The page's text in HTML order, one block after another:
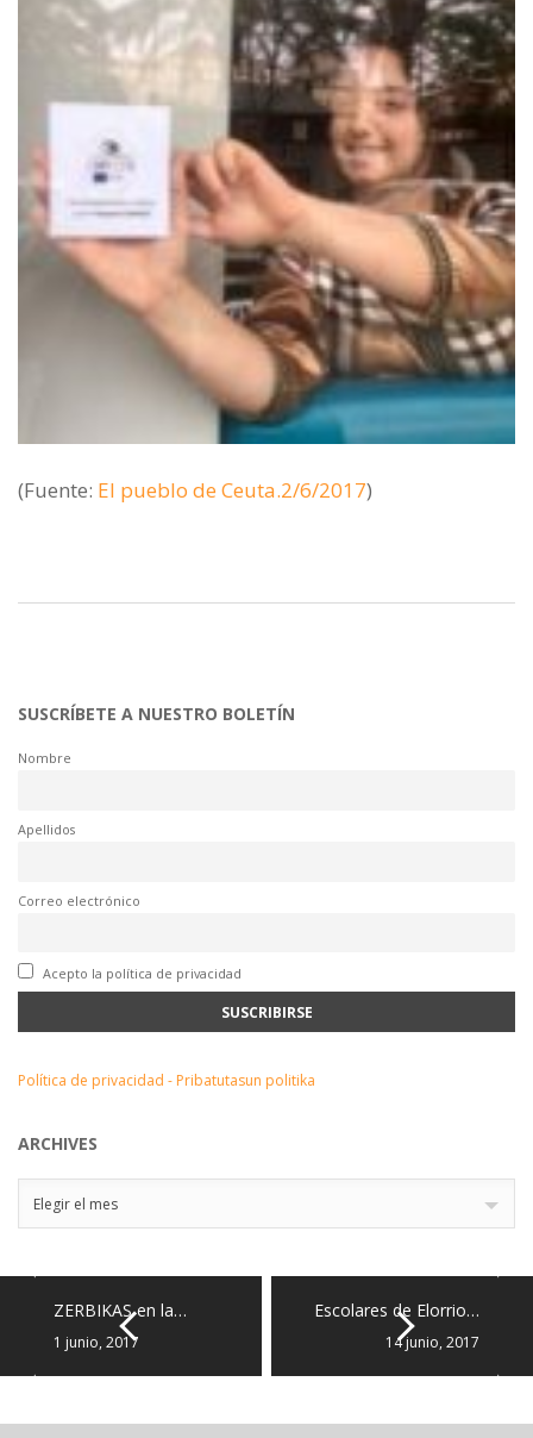
(Fuente: El pueblo de Ceuta.2/6/2017)
SUSCRÍBETE A NUESTRO BOLETÍN
Nombre
Apellidos
Correo electrónico
Acepto la política de privacidad
Política de privacidad - Pribatutasun politika
ARCHIVES
Elegir el mes
ZERBIKAS en la…
1 junio, 2017
Escolares de Elorrio…
14 junio, 2017